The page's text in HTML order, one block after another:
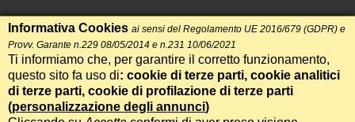
Informativa cookie
RSS feed
RSS Top News
Contatti
Informativa Cookies ai sensi del Regolamento UE 2016/679 (GDPR) e
Provv. Garante n.229 08/05/2014 e n.231 10/06/2021
Ti informiamo che, per garantire il corretto funzionamento,
questo sito fa uso di: cookie di terze parti, cookie analitici
di terze parti, cookie di profilazione di terze parti
(personalizzazione degli annunci)